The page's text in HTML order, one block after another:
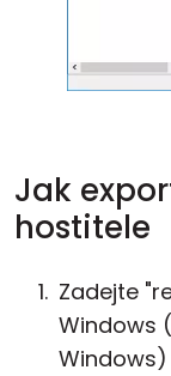
Jak
hostitele
Zadejte
Windows